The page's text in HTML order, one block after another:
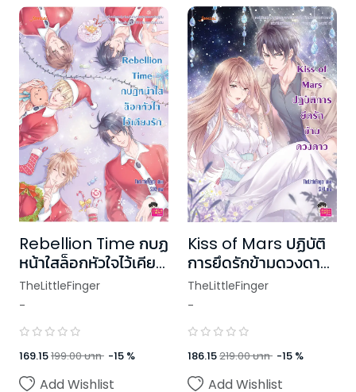
Rebellion Time กบฏ
หน้าใสล็อกหัวใจไว้เคียง
รัก (ปกใหม่)
TheLittleFinger
-
169.15199.00บาท -15 %
Add Wishlist
Kiss of Mars ปฏิบัติ
การยึดรักข้ามดวงดาว
(ปกใหม่)
TheLittleFinger
-
186.15219.00บาท -15 %
Add Wishlist